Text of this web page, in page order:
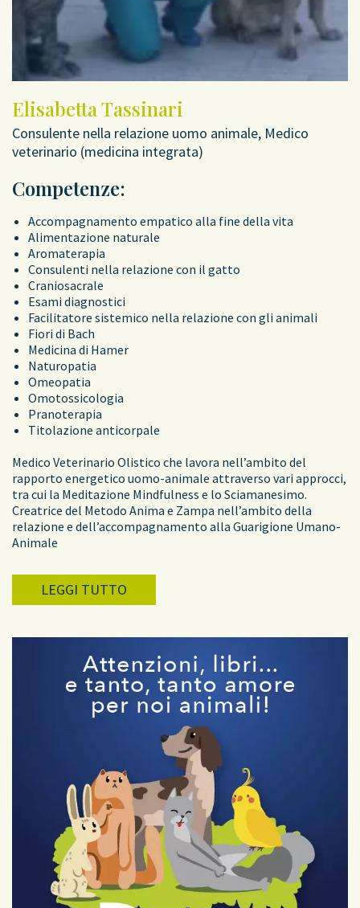
Elisabetta Tassinari
Consulente nella relazione uomo animale, Medico
veterinario (medicina integrata)
Competenze:
Accompagnamento empatico alla fine della vita
Alimentazione naturale
Aromaterapia
Consulenti nella relazione con il gatto
Craniosacrale
Esami diagnostici
Facilitatore sistemico nella relazione con gli animali
Fiori di Bach
Medicina di Hamer
Naturopatia
Omeopatia
Omotossicologia
Pranoterapia
Titolazione anticorpale
Medico Veterinario Olistico che lavora nell’ambito del
rapporto energetico uomo-animale attraverso vari approcci,
tra cui la Meditazione Mindfulness e lo Sciamanesimo.
Creatrice del Metodo Anima e Zampa nell’ambito della
relazione e dell’accompagnamento alla Guarigione Umano-
Animale
LEGGI TUTTO